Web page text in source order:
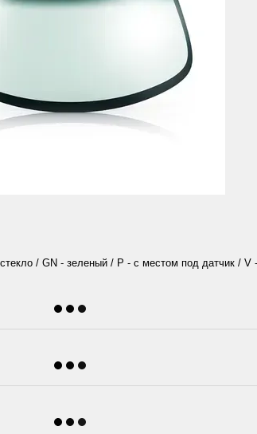
/ GN - зеленый / P - с местом под датчик / V